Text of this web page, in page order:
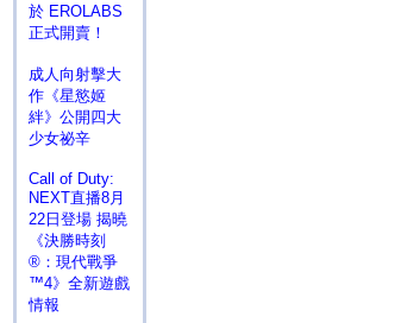
於 EROLABS
正式開賣！
成人向射擊大
作《星慾姬
絆》公開四大
少女祕辛
Call of Duty:
NEXT直播8月
22日登場 揭曉
《決勝時刻
®：現代戰爭
™4》全新遊戲
情報